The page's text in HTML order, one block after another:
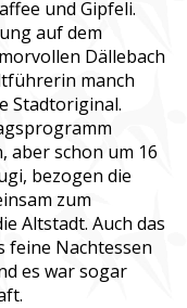
und Gipfeli.
auf dem
Dällebach
manch
Stadtoriginal.
aber schon um 16
bezogen die
zum
Altstadt. Auch das
feine Nachtessen
es war sogar